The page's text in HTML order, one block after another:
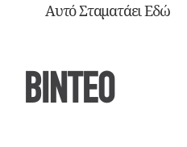
Αυτό Σταματάει Εδώ
ΒΙΝΤΕΟ